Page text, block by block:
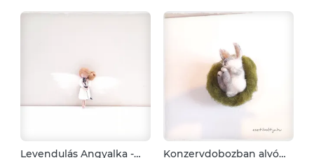
Levendulás Angyalka -
Konzervdobozban alvó